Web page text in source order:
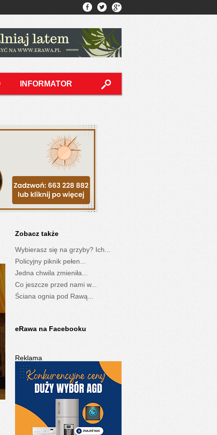
INFORMATOR
Zobacz także
Wybierasz się na grzyby? Ich...
Policyjny piknik pełen...
Jedna chwila zmieniła...
Co jeszcze przed nami w...
Ściana ognia pod Rawą...
eRawa na Facebooku
Reklama